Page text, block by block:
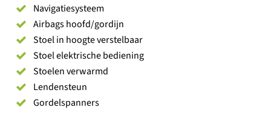
Navigatiesysteem
Airbags hoofd/gordijn
Stoel in hoogte verstelbaar
Stoel elektrische bediening
Stoelen verwarmd
Lendensteun
Gordelspanners